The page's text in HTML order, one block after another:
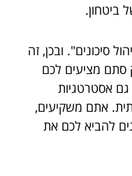
ביטחון.
סיכונים". ובכן, זה
מציעים לכם
אסטרטגיות
אתם משקיעים,
להביא לכם את